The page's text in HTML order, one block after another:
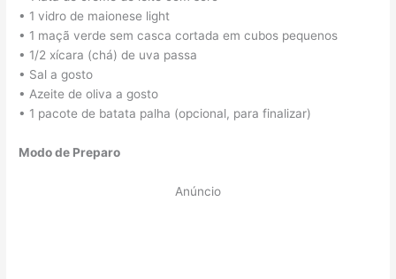
• 1 vidro de maionese light
• 1 maçã verde sem casca cortada em cubos pequenos
• 1/2 xícara (chá) de uva passa
• Sal a gosto
• Azeite de oliva a gosto
• 1 pacote de batata palha (opcional, para finalizar)
Modo de Preparo
Anúncio